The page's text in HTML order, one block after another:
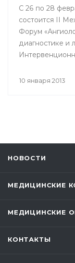
С 26 по 28
состоится II
Форум
диагностике и
10 января 2013
НОВОСТИ
МЕДИЦИНСКИЕ
МЕДИЦИНСКИЕ
КОНТАКТЫ